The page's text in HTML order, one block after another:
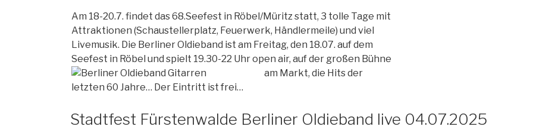
Am 18-20.7. findet das 68.Seefest in Röbel/Müritz statt, 3 tolle Tage mit
Attraktionen (Schaustellerplatz, Feuerwerk, Händlermeile) und viel
Livemusik. Die Berliner Oldieband ist am Freitag, den 18.07. auf dem
Seefest in Röbel und spielt 19.30-22 Uhr open air, auf der großen Bühne
am Markt, die Hits der
letzten 60 Jahre… Der Eintritt ist frei…
Stadtfest Fürstenwalde Berliner Oldieband live 04.07.2025